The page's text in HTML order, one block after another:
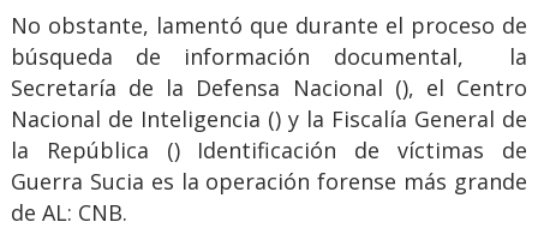
No obstante, lamentó que durante el proceso de
búsqueda de información documental, la
Secretaría de la Defensa Nacional (), el Centro
Nacional de Inteligencia () y la Fiscalía General de
la República () Identificación de víctimas de
Guerra Sucia es la operación forense más grande
de AL: CNB.